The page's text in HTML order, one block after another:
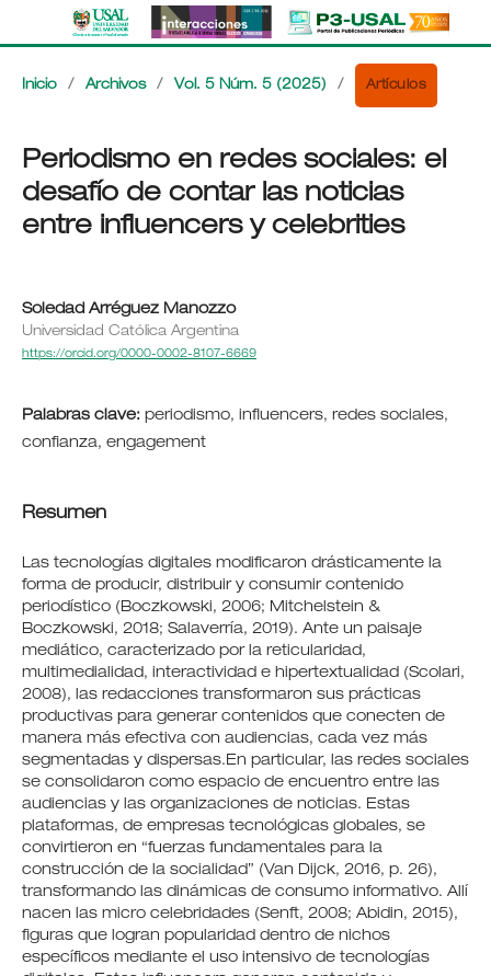
Inicio / Archivos / Vol. 5 Núm. 5 (2025) / Artículos
Periodismo en redes sociales: el
desafío de contar las noticias
entre influencers y celebrities
Soledad Arréguez Manozzo
Universidad Católica Argentina
https://orcid.org/0000-0002-8107-6669
Palabras clave: periodismo, influencers, redes sociales,
confianza, engagement
Resumen
Las tecnologías digitales modificaron drásticamente la
forma de producir, distribuir y consumir contenido
periodístico (Boczkowski, 2006; Mitchelstein &
Boczkowski, 2018; Salaverría, 2019). Ante un paisaje
mediático, caracterizado por la reticularidad,
multimedialidad, interactividad e hipertextualidad (Scolari,
2008), las redacciones transformaron sus prácticas
productivas para generar contenidos que conecten de
manera más efectiva con audiencias, cada vez más
segmentadas y dispersas.En particular, las redes sociales
se consolidaron como espacio de encuentro entre las
audiencias y las organizaciones de noticias. Estas
plataformas, de empresas tecnológicas globales, se
convirtieron en “fuerzas fundamentales para la
construcción de la socialidad” (Van Dijck, 2016, p. 26),
transformando las dinámicas de consumo informativo. Allí
nacen las micro celebridades (Senft, 2008; Abidin, 2015),
figuras que logran popularidad dentro de nichos
específicos mediante el uso intensivo de tecnologías